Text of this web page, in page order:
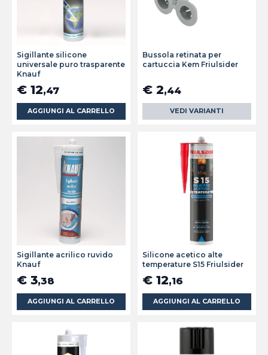
Sigillante silicone
universale puro trasparente
Knauf
€ 12,47
AGGIUNGI AL CARRELLO
Bussola retinata per
cartuccia Kem Friulsider
€ 2,44
VEDI VARIANTI
Sigillante acrilico ruvido
Knauf
€ 3,38
AGGIUNGI AL CARRELLO
Silicone acetico alte
temperature S15 Friulsider
€ 12,16
AGGIUNGI AL CARRELLO